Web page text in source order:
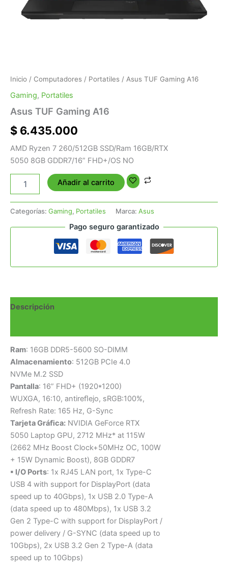
Inicio / Computadores / Portatiles / Asus TUF Gaming A16
Gaming, Portatiles
Asus TUF Gaming A16
$ 6.435.000
AMD Ryzen 7 260/512GB SSD/Ram 16GB/RTX
5050 8GB GDDR7/16” FHD+/OS NO
Añadir al carrito
Categorías: Gaming, Portatiles Marca: Asus
Pago seguro garantizado
Descripción
Ram: 16GB DDR5-5600 SO-DIMM
Almacenamiento: 512GB PCIe 4.0
NVMe M.2 SSD
Pantalla: 16” FHD+ (1920*1200)
WUXGA, 16:10, antireﬂejo, sRGB:100%,
Refresh Rate: 165 Hz, G-Sync
Tarjeta Gráﬁca: NVIDIA GeForce RTX
5050 Laptop GPU, 2712 MHz* at 115W
(2662 MHz Boost Clock+50MHz OC, 100W
+ 15W Dynamic Boost), 8GB GDDR7
▪ I/O Ports: 1x RJ45 LAN port, 1x Type-C
USB 4 with support for DisplayPort (data
speed up to 40Gbps), 1x USB 2.0 Type-A
(data speed up to 480Mbps), 1x USB 3.2
Gen 2 Type-C with support for DisplayPort /
power delivery / G-SYNC (data speed up to
10Gbps), 2x USB 3.2 Gen 2 Type-A (data
speed up to 10Gbps)